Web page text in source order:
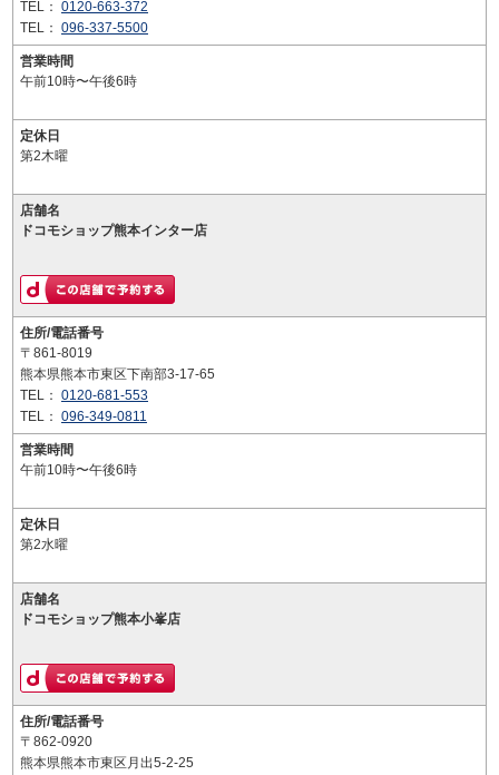
TEL： 0120-663-372
TEL： 096-337-5500
営業時間
午前10時〜午後6時
定休日
第2木曜
店舗名
ドコモショップ熊本インター店
住所/電話番号
〒861-8019
熊本県熊本市東区下南部3-17-65
TEL： 0120-681-553
TEL： 096-349-0811
営業時間
午前10時〜午後6時
定休日
第2水曜
店舗名
ドコモショップ熊本小峯店
住所/電話番号
〒862-0920
熊本県熊本市東区月出5-2-25